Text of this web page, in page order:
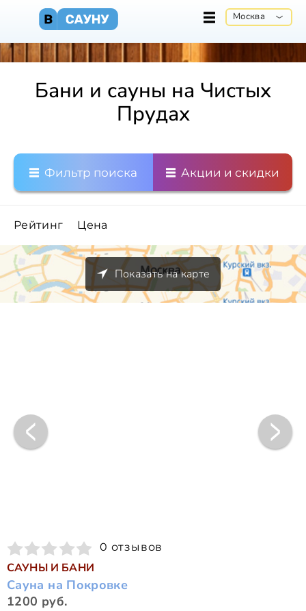
Москва
Бани и сауны на Чистых
Прудах
Фильтр поиска Акции и скидки
Рейтинг Цена
Показать на карте
0 отзывов
САУНЫ И БАНИ
Сауна на Покровке
1200 руб.